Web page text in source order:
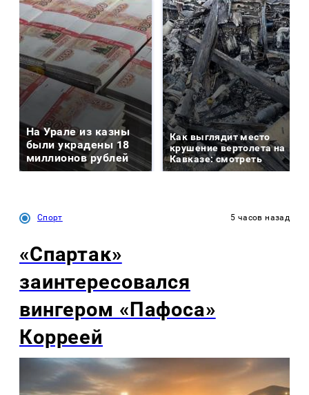
На Урале из казны
были украдены 18
миллионов рублей
Как выглядит место
крушение вертолета на
Кавказе: смотреть
Спорт 5 часов назад
«Спартак»
заинтересовался
вингером «Пафоса»
Корреей